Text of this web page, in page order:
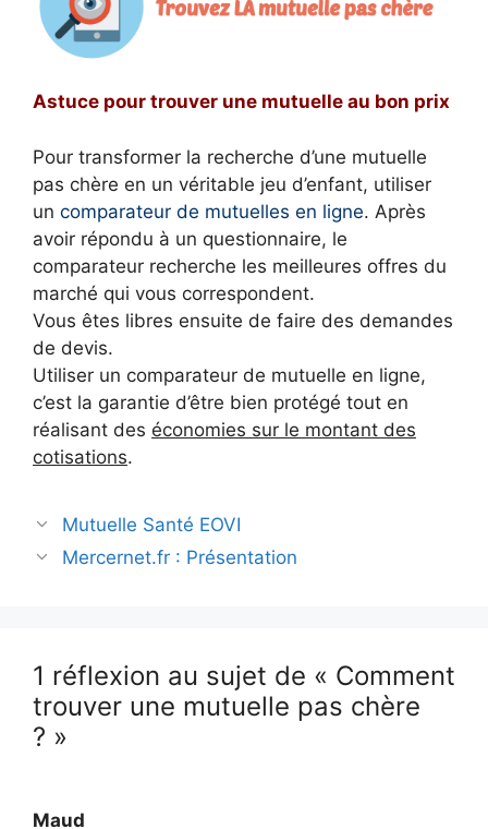
Astuce pour trouver une mutuelle au bon prix
Pour transformer la recherche d’une mutuelle
pas chère en un véritable jeu d’enfant, utiliser
un comparateur de mutuelles en ligne. Après
avoir répondu à un questionnaire, le
comparateur recherche les meilleures offres du
marché qui vous correspondent.
Vous êtes libres ensuite de faire des demandes
de devis.
Utiliser un comparateur de mutuelle en ligne,
c’est la garantie d’être bien protégé tout en
réalisant des économies sur le montant des
cotisations.
Navigation
des
Mutuelle Santé EOVI
Mercernet.fr : Présentation
1 réflexion au sujet de « Comment
trouver une mutuelle pas chère
? »
Maud